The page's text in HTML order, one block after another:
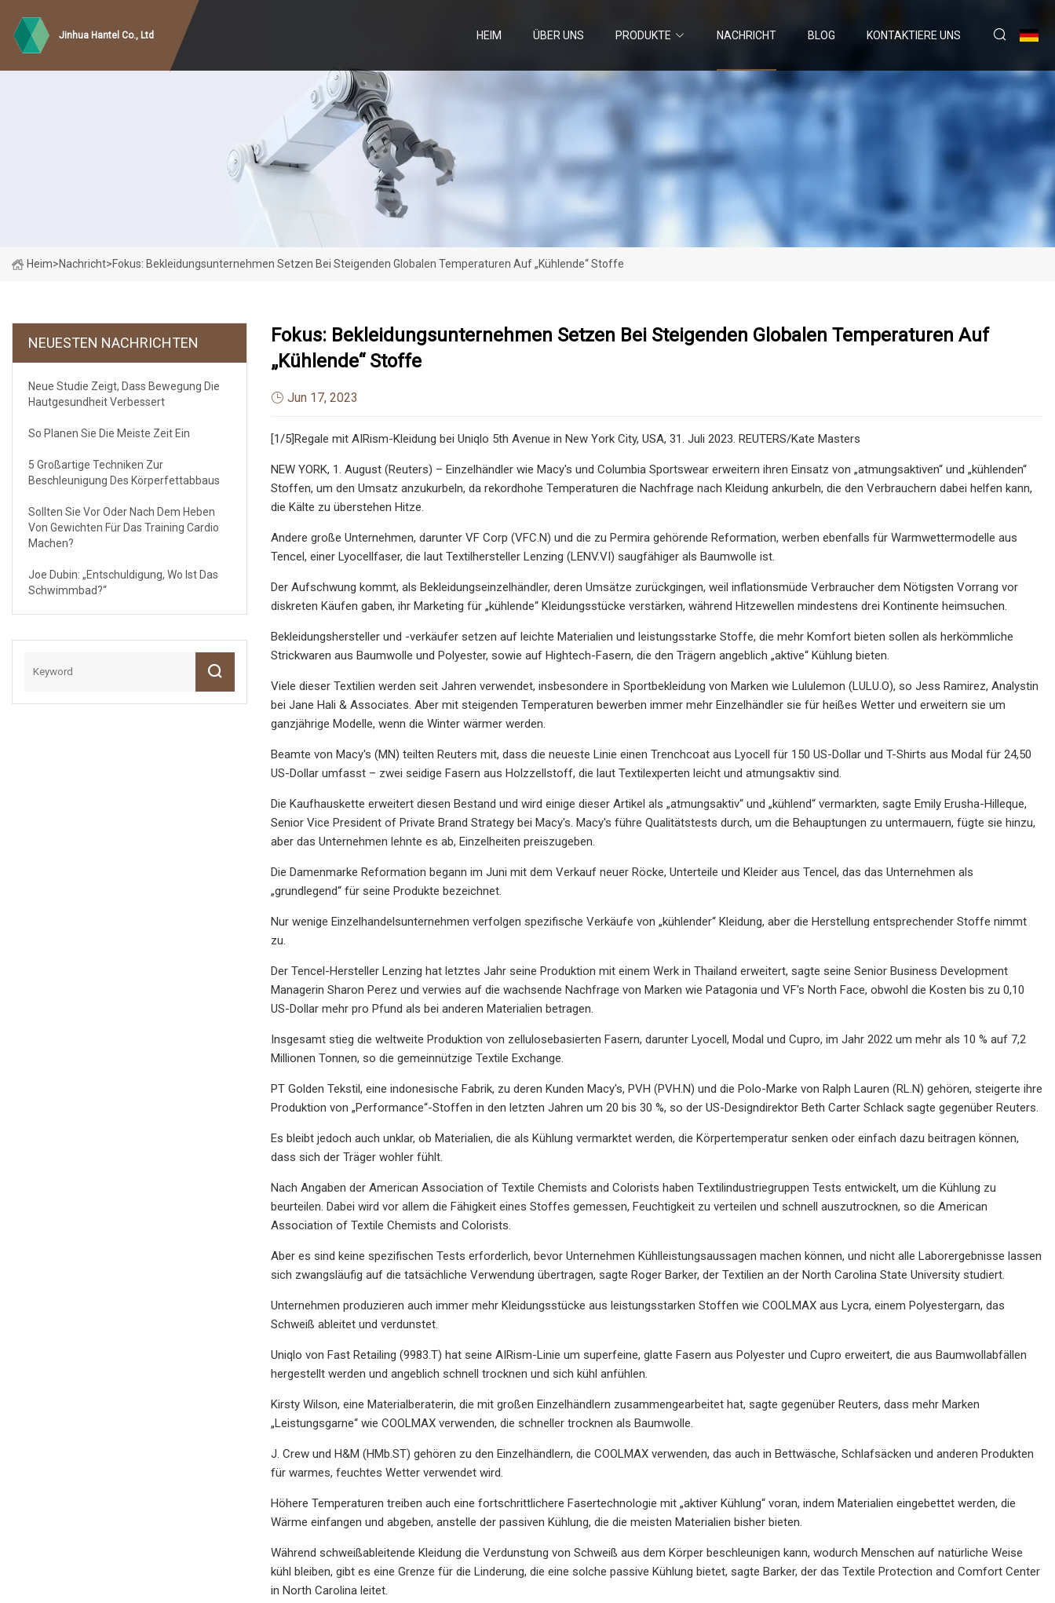
Jinhua Hantel Co., Ltd HEIM ÜBER UNS PRODUKTE NACHRICHT BLOG KONTAKTIERE UNS
Heim>Nachricht>Fokus: Bekleidungsunternehmen Setzen Bei Steigenden Globalen Temperaturen Auf „kühlende“ Stoffe
NEUESTEN NACHRICHTEN
Neue Studie Zeigt, Dass Bewegung Die
Hautgesundheit Verbessert
So Planen Sie Die Meiste Zeit Ein
5 Großartige Techniken Zur
Beschleunigung Des Körperfettabbaus
Sollten Sie Vor Oder Nach Dem Heben
Von Gewichten Für Das Training Cardio
Machen?
Joe Dubin: „Entschuldigung, Wo Ist Das
Schwimmbad?“
Fokus: Bekleidungsunternehmen Setzen Bei Steigenden Globalen Temperaturen Auf
„kühlende“ Stoffe
Jun 17, 2023
[1/5]Regale mit AIRism-Kleidung bei Uniqlo 5th Avenue in New York City, USA, 31. Juli 2023. REUTERS/Kate Masters
NEW YORK, 1. August (Reuters) – Einzelhändler wie Macy's und Columbia Sportswear erweitern ihren Einsatz von „atmungsaktiven“ und „kühlenden“
Stoffen, um den Umsatz anzukurbeln, da rekordhohe Temperaturen die Nachfrage nach Kleidung ankurbeln, die den Verbrauchern dabei helfen kann,
die Kälte zu überstehen Hitze.
Andere große Unternehmen, darunter VF Corp (VFC.N) und die zu Permira gehörende Reformation, werben ebenfalls für Warmwettermodelle aus
Tencel, einer Lyocellfaser, die laut Textilhersteller Lenzing (LENV.VI) saugfähiger als Baumwolle ist.
Der Aufschwung kommt, als Bekleidungseinzelhändler, deren Umsätze zurückgingen, weil inflationsmüde Verbraucher dem Nötigsten Vorrang vor
diskreten Käufen gaben, ihr Marketing für „kühlende“ Kleidungsstücke verstärken, während Hitzewellen mindestens drei Kontinente heimsuchen.
Bekleidungshersteller und -verkäufer setzen auf leichte Materialien und leistungsstarke Stoffe, die mehr Komfort bieten sollen als herkömmliche
Strickwaren aus Baumwolle und Polyester, sowie auf Hightech-Fasern, die den Trägern angeblich „aktive“ Kühlung bieten.
Viele dieser Textilien werden seit Jahren verwendet, insbesondere in Sportbekleidung von Marken wie Lululemon (LULU.O), so Jess Ramirez, Analystin
bei Jane Hali & Associates. Aber mit steigenden Temperaturen bewerben immer mehr Einzelhändler sie für heißes Wetter und erweitern sie um
ganzjährige Modelle, wenn die Winter wärmer werden.
Beamte von Macy's (MN) teilten Reuters mit, dass die neueste Linie einen Trenchcoat aus Lyocell für 150 US-Dollar und T-Shirts aus Modal für 24,50
US-Dollar umfasst – zwei seidige Fasern aus Holzzellstoff, die laut Textilexperten leicht und atmungsaktiv sind.
Die Kaufhauskette erweitert diesen Bestand und wird einige dieser Artikel als „atmungsaktiv“ und „kühlend“ vermarkten, sagte Emily Erusha-Hilleque,
Senior Vice President of Private Brand Strategy bei Macy's. Macy's führe Qualitätstests durch, um die Behauptungen zu untermauern, fügte sie hinzu,
aber das Unternehmen lehnte es ab, Einzelheiten preiszugeben.
Die Damenmarke Reformation begann im Juni mit dem Verkauf neuer Röcke, Unterteile und Kleider aus Tencel, das das Unternehmen als
„grundlegend“ für seine Produkte bezeichnet.
Nur wenige Einzelhandelsunternehmen verfolgen spezifische Verkäufe von „kühlender“ Kleidung, aber die Herstellung entsprechender Stoffe nimmt
zu.
Der Tencel-Hersteller Lenzing hat letztes Jahr seine Produktion mit einem Werk in Thailand erweitert, sagte seine Senior Business Development
Managerin Sharon Perez und verwies auf die wachsende Nachfrage von Marken wie Patagonia und VF's North Face, obwohl die Kosten bis zu 0,10
US-Dollar mehr pro Pfund als bei anderen Materialien betragen.
Insgesamt stieg die weltweite Produktion von zellulosebasierten Fasern, darunter Lyocell, Modal und Cupro, im Jahr 2022 um mehr als 10 % auf 7,2
Millionen Tonnen, so die gemeinnützige Textile Exchange.
PT Golden Tekstil, eine indonesische Fabrik, zu deren Kunden Macy's, PVH (PVH.N) und die Polo-Marke von Ralph Lauren (RL.N) gehören, steigerte ihre
Produktion von „Performance“-Stoffen in den letzten Jahren um 20 bis 30 %, so der US-Designdirektor Beth Carter Schlack sagte gegenüber Reuters.
Es bleibt jedoch auch unklar, ob Materialien, die als Kühlung vermarktet werden, die Körpertemperatur senken oder einfach dazu beitragen können,
dass sich der Träger wohler fühlt.
Nach Angaben der American Association of Textile Chemists and Colorists haben Textilindustriegruppen Tests entwickelt, um die Kühlung zu
beurteilen. Dabei wird vor allem die Fähigkeit eines Stoffes gemessen, Feuchtigkeit zu verteilen und schnell auszutrocknen, so die American
Association of Textile Chemists and Colorists.
Aber es sind keine spezifischen Tests erforderlich, bevor Unternehmen Kühlleistungsaussagen machen können, und nicht alle Laborergebnisse lassen
sich zwangsläufig auf die tatsächliche Verwendung übertragen, sagte Roger Barker, der Textilien an der North Carolina State University studiert.
Unternehmen produzieren auch immer mehr Kleidungsstücke aus leistungsstarken Stoffen wie COOLMAX aus Lycra, einem Polyestergarn, das
Schweiß ableitet und verdunstet.
Uniqlo von Fast Retailing (9983.T) hat seine AIRism-Linie um superfeine, glatte Fasern aus Polyester und Cupro erweitert, die aus Baumwollabfällen
hergestellt werden und angeblich schnell trocknen und sich kühl anfühlen.
Kirsty Wilson, eine Materialberaterin, die mit großen Einzelhändlern zusammengearbeitet hat, sagte gegenüber Reuters, dass mehr Marken
„Leistungsgarne“ wie COOLMAX verwenden, die schneller trocknen als Baumwolle.
J. Crew und H&M (HMb.ST) gehören zu den Einzelhändlern, die COOLMAX verwenden, das auch in Bettwäsche, Schlafsäcken und anderen Produkten
für warmes, feuchtes Wetter verwendet wird.
Höhere Temperaturen treiben auch eine fortschrittlichere Fasertechnologie mit „aktiver Kühlung“ voran, indem Materialien eingebettet werden, die
Wärme einfangen und abgeben, anstelle der passiven Kühlung, die die meisten Materialien bisher bieten.
Während schweißableitende Kleidung die Verdunstung von Schweiß aus dem Körper beschleunigen kann, wodurch Menschen auf natürliche Weise
kühl bleiben, gibt es eine Grenze für die Linderung, die eine solche passive Kühlung bietet, sagte Barker, der das Textile Protection and Comfort Center
in North Carolina leitet.